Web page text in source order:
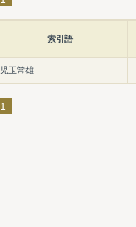
索引語
児玉常雄
1